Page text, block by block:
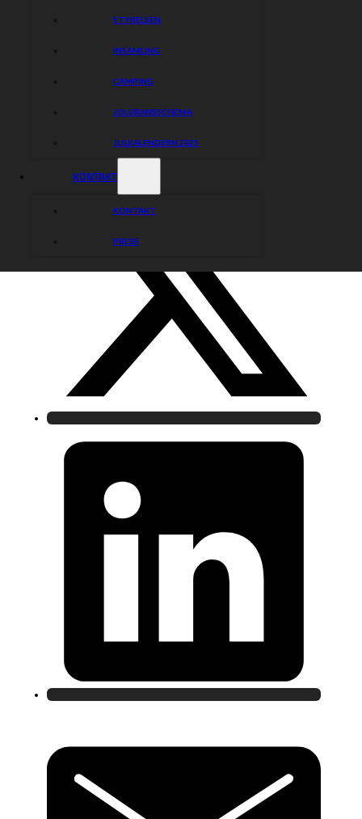
STYRELSEN
INSAMLING
CAMPING
JULGRANSSCHEMA
JULKALENDERN 2025
KONTAKT
KONTAKT
PRESS